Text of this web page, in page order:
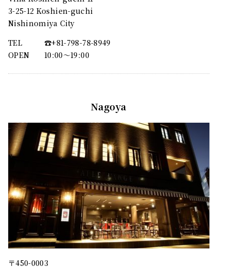
3-25-12 Koshien-guchi
Nishinomiya City
TEL
☎︎+81-798-78-8949
OPEN
10:00〜19:00
Nagoya
〒450-0003